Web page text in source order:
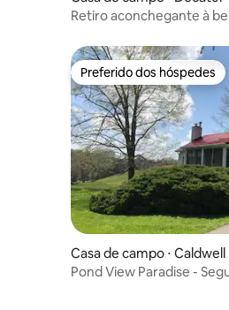
Retiro aconchegante à
Preferido dos hóspedes
Preferido dos hóspedes
Casa de campo ⋅ Caldwell
Pond View Paradise -